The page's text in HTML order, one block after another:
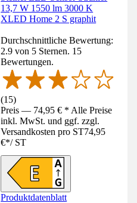
13,7 W 1550 lm 3000 K
XLED Home 2 S graphit
Durchschnittliche Bewertung:
2.9 von 5 Sternen. 15
Bewertungen.
(15)
Preis — 74,95 € * Alle Preise
inkl. MwSt. und ggf. zzgl.
Versandkosten pro ST74,95
€*/ ST
Produktdatenblatt